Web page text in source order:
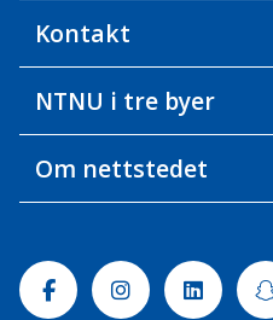
Kontakt
NTNU i tre byer
Om nettstedet
FacebookInstagram